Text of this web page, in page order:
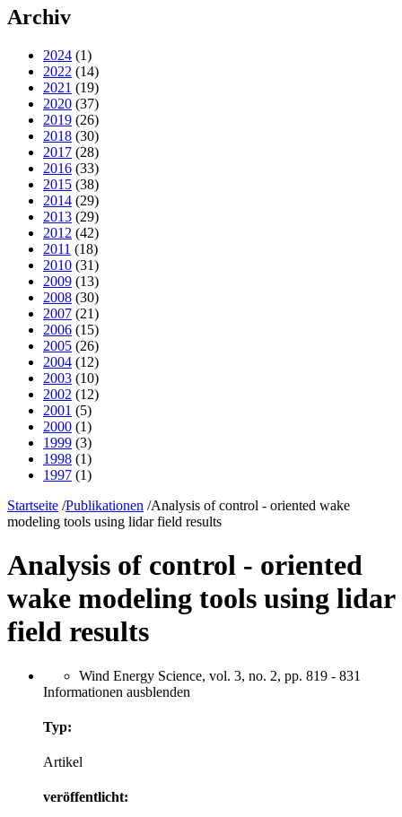
Archiv
2024 (1)
2022 (14)
2021 (19)
2020 (37)
2019 (26)
2018 (30)
2017 (28)
2016 (33)
2015 (38)
2014 (29)
2013 (29)
2012 (42)
2011 (18)
2010 (31)
2009 (13)
2008 (30)
2007 (21)
2006 (15)
2005 (26)
2004 (12)
2003 (10)
2002 (12)
2001 (5)
2000 (1)
1999 (3)
1998 (1)
1997 (1)
Startseite /Publikationen /Analysis of control - oriented wake
modeling tools using lidar field results
Analysis of control - oriented
wake modeling tools using lidar
field results
Wind Energy Science, vol. 3, no. 2, pp. 819 - 831
Informationen ausblenden
Typ:
Artikel
veröffentlicht: